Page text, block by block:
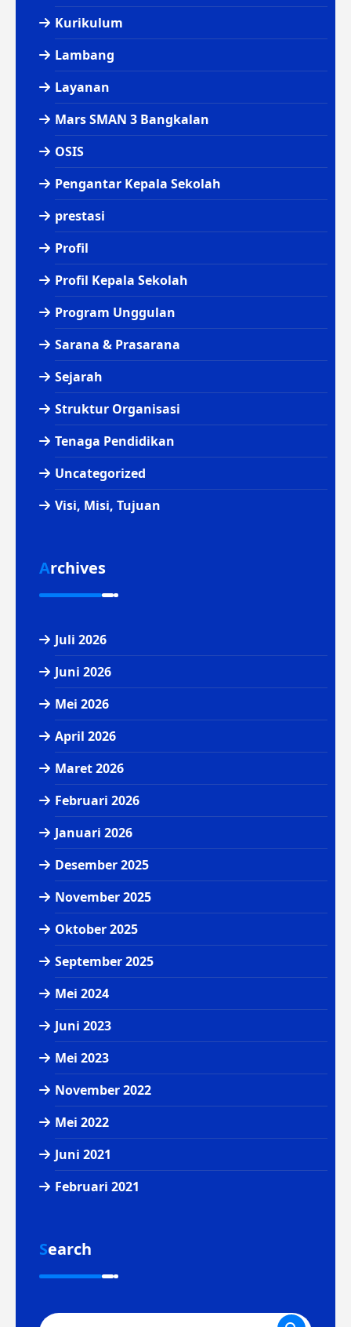
Kurikulum
Lambang
Layanan
Mars SMAN 3 Bangkalan
OSIS
Pengantar Kepala Sekolah
prestasi
Profil
Profil Kepala Sekolah
Program Unggulan
Sarana & Prasarana
Sejarah
Struktur Organisasi
Tenaga Pendidikan
Uncategorized
Visi, Misi, Tujuan
Archives
Juli 2026
Juni 2026
Mei 2026
April 2026
Maret 2026
Februari 2026
Januari 2026
Desember 2025
November 2025
Oktober 2025
September 2025
Mei 2024
Juni 2023
Mei 2023
November 2022
Mei 2022
Juni 2021
Februari 2021
Search
Pencarian